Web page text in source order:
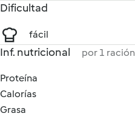
Dificultad
fácil
Inf. nutricional por 1 ración
Proteína
Calorías
Grasa